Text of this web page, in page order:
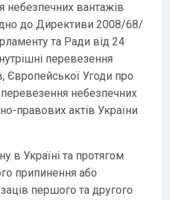
вантажів
до Директиви 2008/68/
та Ради від 24
перевезення
Європейської Угоди про
небезпечних
правових актів України
в Україні та протягом
припинення або
першого та другого